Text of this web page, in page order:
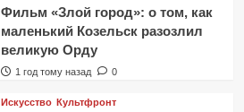
Фильм «Злой город»: о том, как
маленький Козельск разозлил
великую Орду
1 год тому назад 0
Искусство Культфронт